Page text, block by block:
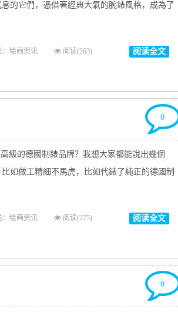
的它們，憑借著經典大氣的腕錶風格，成為了
阅读全文
：绘画资讯 阅读(263)
0
級的德國制錶品牌？我想大家都能說出幾個
如做工精細不馬虎，比如代錶了純正的德國制
阅读全文
：绘画资讯 阅读(275)
0